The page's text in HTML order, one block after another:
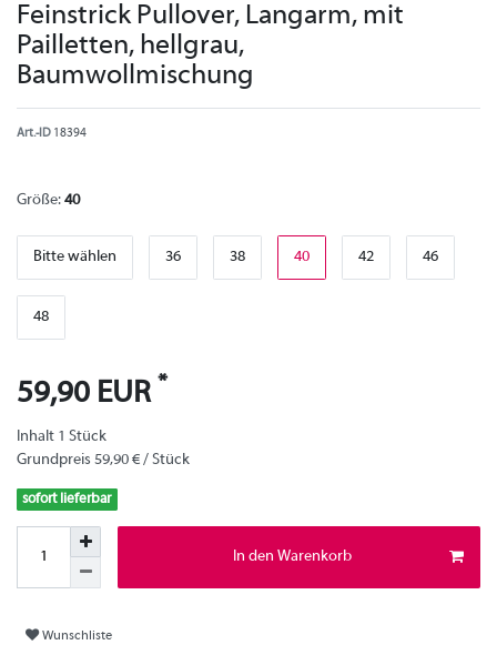
Feinstrick Pullover, Langarm, mit
Pailletten, hellgrau,
Baumwollmischung
Art.-ID 18394
Größe: 40
Bitte wählen 36 38 40 42 46
48
59,90 EUR *
Inhalt 1 Stück
Grundpreis 59,90 € / Stück
sofort lieferbar
In den Warenkorb
Wunschliste